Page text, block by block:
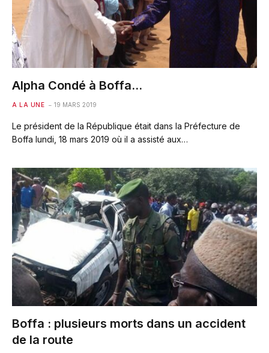
Alpha Condé à Boffa…
A LA UNE 19 MARS 2019
Le président de la République était dans la Préfecture de
Boffa lundi, 18 mars 2019 où il a assisté aux…
Boffa : plusieurs morts dans un accident
de la route